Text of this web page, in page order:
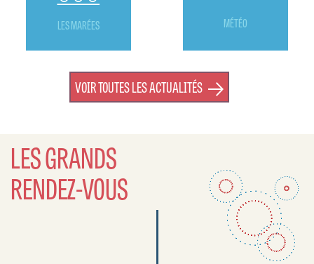
LES MARÉES MÉTÉO
VOIR TOUTES LES ACTUALITÉS
LES GRANDS
RENDEZ-VOUS